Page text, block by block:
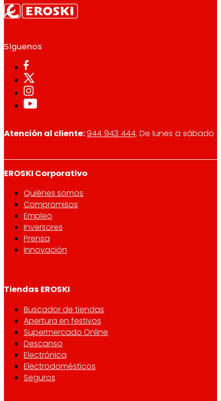
Síguenos
Atención al cliente:944 943 444. De lunes a sábado
EROSKI Corporativo
Quiénes somos
Compromisos
Empleo
Inversores
Prensa
Innovación
Tiendas EROSKI
Buscador de tiendas
Apertura en festivos
Supermercado Online
Descanso
Electrónica
Electrodomésticos
Seguros